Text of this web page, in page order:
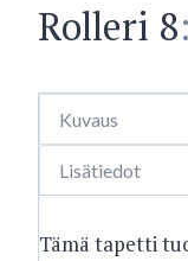
Rolleri 8:
Kuvaus
Lisätiedot
Tämä tapetti